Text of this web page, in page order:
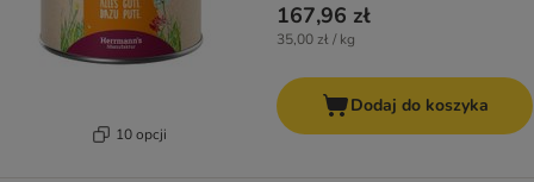
10 opcji
167,96 zł
35,00 zł / kg
Dodaj do koszyka